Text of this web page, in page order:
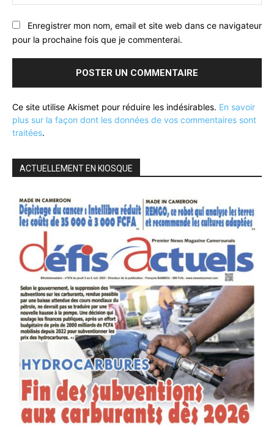
:
Enregistrer mon nom, email et site web dans ce navigateur
pour la prochaine fois que je commenterai.
Ce site utilise Akismet pour réduire les indésirables. En savoir
plus sur la façon dont les données de vos commentaires sont
traitées.
ACTUELLEMENT EN KIOSQUE